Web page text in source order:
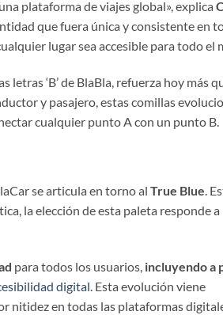
plataforma de viajes global», explica
que fuera única y consistente en
lugar sea accesible para todo el
letras ‘B’ de BlaBla, refuerza hoy más
y pasajero, estas comillas
cualquier punto A con un punto B.
se articula en torno al True Blue.
la elección de esta paleta responde a
para todos los usuarios, incluyendo a
digital. Esta evolución viene
nitidez en todas las plataformas